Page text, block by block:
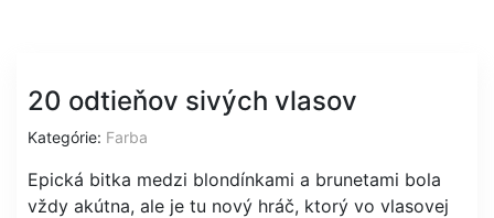
20 odtieňov sivých vlasov
Kategórie: Farba
Epická bitka medzi blondínkami a brunetami bola
vždy akútna, ale je tu nový hráč, ktorý vo vlasovej